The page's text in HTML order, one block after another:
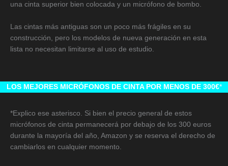
una cinta superior bien colocada y un micrófono de bombo.
Las cintas más antiguas son un poco más frágiles en su
construcción, pero los modelos de nueva generación en esta
lista no necesitan limitarse al uso de estudio.
LOS MEJORES MICRÓFONOS DE CINTA POR MENOS DE 300€*
*Explico ese asterisco. Si bien el precio general de estos
micrófonos de cinta permanecerá por debajo de los 300 euros
durante la mayoría del año, Amazon y se reserva el derecho de
cambiarlos en cualquier momento.